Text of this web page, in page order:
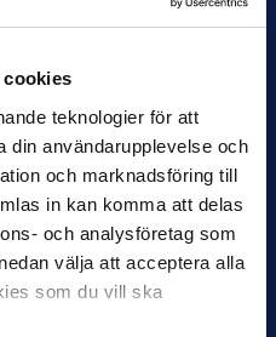
cookies
teknologier för att
din användarupplevelse och
och marknadsföring till
in kan komma att delas
och analysföretag som
välja att acceptera alla
som du vill ska
över IFK Göteborg
IFK Göteborg att
i herrlaget har